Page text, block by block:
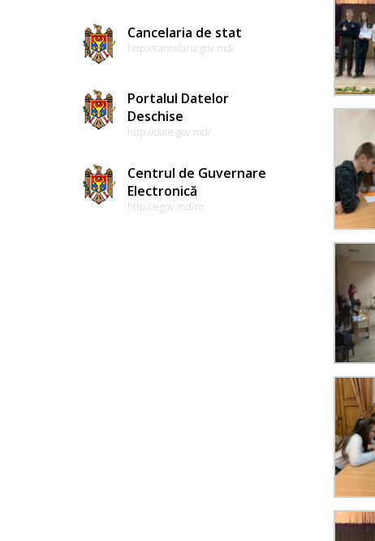
Cancelaria de stat
http://cancelaria.gov.md/
Portalul Datelor
Deschise
http://date.gov.md/
Centrul de Guvernare
Electronică
http://egov.md/ro